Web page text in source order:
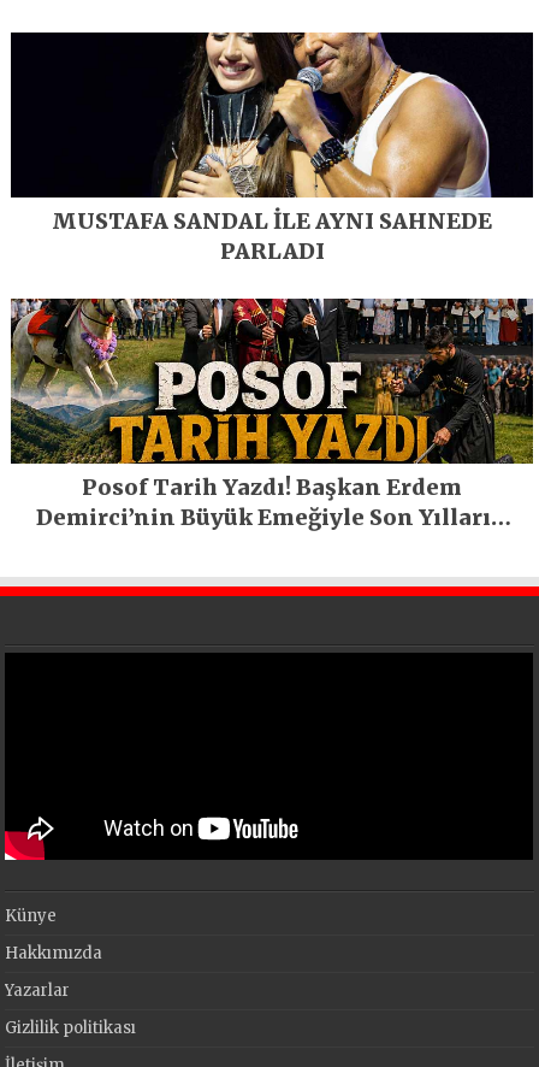
MUSTAFA SANDAL İLE AYNI SAHNEDE
PARLADI
Posof Tarih Yazdı! Başkan Erdem
Demirci’nin Büyük Emeğiyle Son Yılların
Künye
Hakkımızda
Yazarlar
Gizlilik politikası